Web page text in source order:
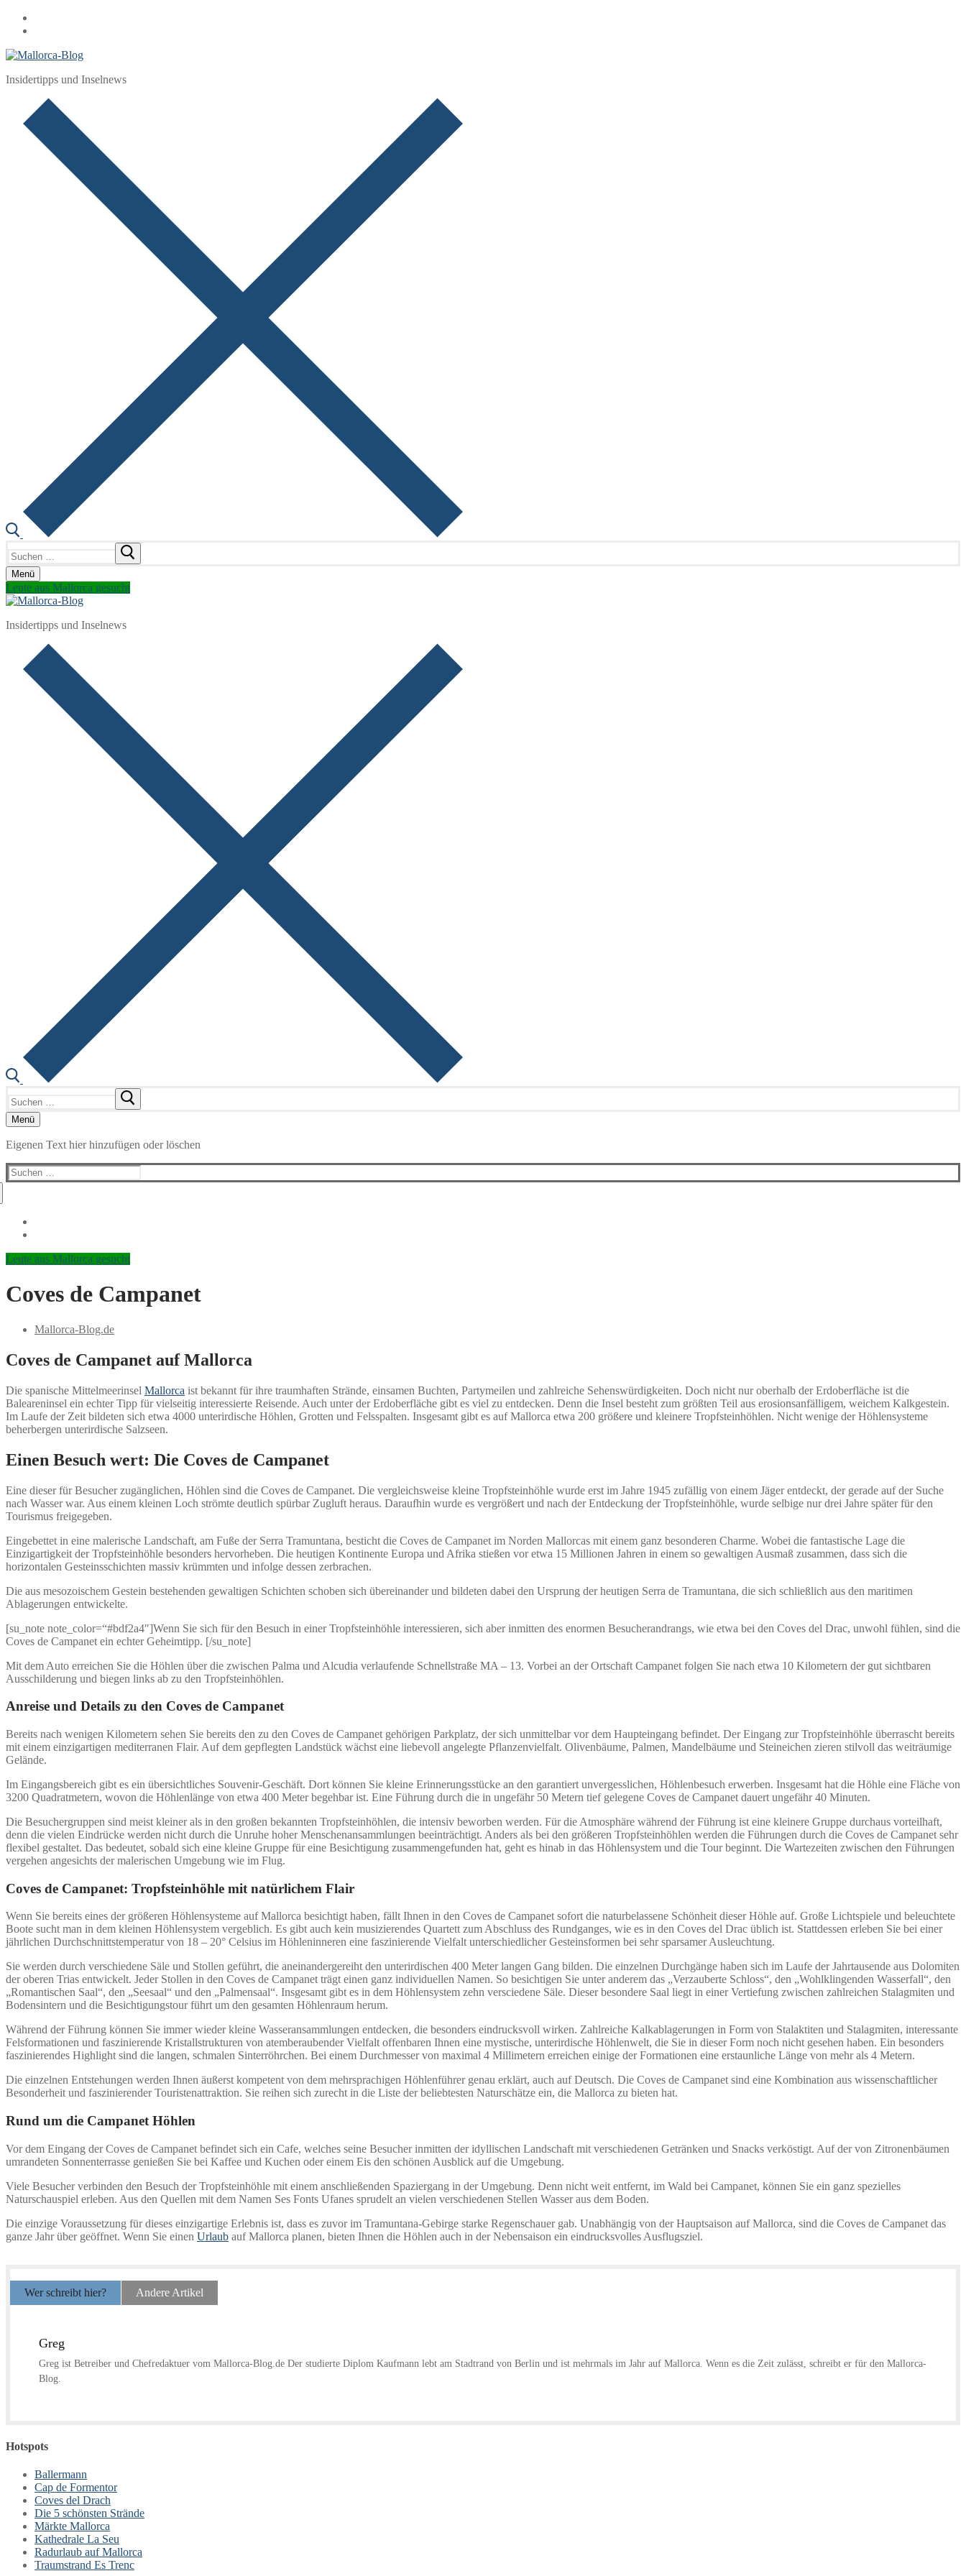
Zum
Inhalt
Menü
Schließen
Insidertipps und Inselnews
nach:
Menü
Leute aus Mallorca gesucht
Insidertipps und Inselnews
nach:
Menü
Eigenen Text hier hinzufügen oder löschen
Suchen
nach:
Leute aus Mallorca gesucht
Coves de Campanet
Mallorca-Blog.de
Coves de Campanet auf Mallorca
Die spanische Mittelmeerinsel Mallorca ist bekannt für ihre traumhaften Strände, einsamen Buchten, Partymeilen und zahlreiche Sehenswürdigkeiten. Doch nicht nur oberhalb der Erdoberfläche ist die
Baleareninsel ein echter Tipp für vielseitig interessierte Reisende. Auch unter der Erdoberfläche gibt es viel zu entdecken. Denn die Insel besteht zum größten Teil aus erosionsanfälligem, weichem Kalkgestein.
Im Laufe der Zeit bildeten sich etwa 4000 unterirdische Höhlen, Grotten und Felsspalten. Insgesamt gibt es auf Mallorca etwa 200 größere und kleinere Tropfsteinhöhlen. Nicht wenige der Höhlensysteme
beherbergen unterirdische Salzseen.
Einen Besuch wert: Die Coves de Campanet
Eine dieser für Besucher zugänglichen, Höhlen sind die Coves de Campanet. Die vergleichsweise kleine Tropfsteinhöhle wurde erst im Jahre 1945 zufällig von einem Jäger entdeckt, der gerade auf der Suche
nach Wasser war. Aus einem kleinen Loch strömte deutlich spürbar Zugluft heraus. Daraufhin wurde es vergrößert und nach der Entdeckung der Tropfsteinhöhle, wurde selbige nur drei Jahre später für den
Tourismus freigegeben.
Eingebettet in eine malerische Landschaft, am Fuße der Serra Tramuntana, besticht die Coves de Campanet im Norden Mallorcas mit einem ganz besonderen Charme. Wobei die fantastische Lage die
Einzigartigkeit der Tropfsteinhöhle besonders hervorheben. Die heutigen Kontinente Europa und Afrika stießen vor etwa 15 Millionen Jahren in einem so gewaltigen Ausmaß zusammen, dass sich die
horizontalen Gesteinsschichten massiv krümmten und infolge dessen zerbrachen.
Die aus mesozoischem Gestein bestehenden gewaltigen Schichten schoben sich übereinander und bildeten dabei den Ursprung der heutigen Serra de Tramuntana, die sich schließlich aus den maritimen
Ablagerungen entwickelte.
[su_note note_color=“#bdf2a4″]Wenn Sie sich für den Besuch in einer Tropfsteinhöhle interessieren, sich aber inmitten des enormen Besucherandrangs, wie etwa bei den Coves del Drac, unwohl fühlen, sind die
Coves de Campanet ein echter Geheimtipp. [/su_note]
Mit dem Auto erreichen Sie die Höhlen über die zwischen Palma und Alcudia verlaufende Schnellstraße MA – 13. Vorbei an der Ortschaft Campanet folgen Sie nach etwa 10 Kilometern der gut sichtbaren
Ausschilderung und biegen links ab zu den Tropfsteinhöhlen.
Anreise und Details zu den Coves de Campanet
Bereits nach wenigen Kilometern sehen Sie bereits den zu den Coves de Campanet gehörigen Parkplatz, der sich unmittelbar vor dem Haupteingang befindet. Der Eingang zur Tropfsteinhöhle überrascht bereits
mit einem einzigartigen mediterranen Flair. Auf dem gepflegten Landstück wächst eine liebevoll angelegte Pflanzenvielfalt. Olivenbäume, Palmen, Mandelbäume und Steineichen zieren stilvoll das weiträumige
Gelände.
Im Eingangsbereich gibt es ein übersichtliches Souvenir-Geschäft. Dort können Sie kleine Erinnerungsstücke an den garantiert unvergesslichen, Höhlenbesuch erwerben. Insgesamt hat die Höhle eine Fläche von
3200 Quadratmetern, wovon die Höhlenlänge von etwa 400 Meter begehbar ist. Eine Führung durch die in ungefähr 50 Metern tief gelegene Coves de Campanet dauert ungefähr 40 Minuten.
Die Besuchergruppen sind meist kleiner als in den großen bekannten Tropfsteinhöhlen, die intensiv beworben werden. Für die Atmosphäre während der Führung ist eine kleinere Gruppe durchaus vorteilhaft,
denn die vielen Eindrücke werden nicht durch die Unruhe hoher Menschenansammlungen beeinträchtigt. Anders als bei den größeren Tropfsteinhöhlen werden die Führungen durch die Coves de Campanet sehr
flexibel gestaltet. Das bedeutet, sobald sich eine kleine Gruppe für eine Besichtigung zusammengefunden hat, geht es hinab in das Höhlensystem und die Tour beginnt. Die Wartezeiten zwischen den Führungen
vergehen angesichts der malerischen Umgebung wie im Flug.
Coves de Campanet: Tropfsteinhöhle mit natürlichem Flair
Wenn Sie bereits eines der größeren Höhlensysteme auf Mallorca besichtigt haben, fällt Ihnen in den Coves de Campanet sofort die naturbelassene Schönheit dieser Höhle auf. Große Lichtspiele und beleuchtete
Boote sucht man in dem kleinen Höhlensystem vergeblich. Es gibt auch kein musizierendes Quartett zum Abschluss des Rundganges, wie es in den Coves del Drac üblich ist. Stattdessen erleben Sie bei einer
jährlichen Durchschnittstemperatur von 18 – 20° Celsius im Höhleninneren eine faszinierende Vielfalt unterschiedlicher Gesteinsformen bei sehr sparsamer Ausleuchtung.
Sie werden durch verschiedene Säle und Stollen geführt, die aneinandergereiht den unterirdischen 400 Meter langen Gang bilden. Die einzelnen Durchgänge haben sich im Laufe der Jahrtausende aus Dolomiten
der oberen Trias entwickelt. Jeder Stollen in den Coves de Campanet trägt einen ganz individuellen Namen. So besichtigen Sie unter anderem das „Verzauberte Schloss“, den „Wohlklingenden Wasserfall“, den
„Romantischen Saal“, den „Seesaal“ und den „Palmensaal“. Insgesamt gibt es in dem Höhlensystem zehn versciedene Säle. Dieser besondere Saal liegt in einer Vertiefung zwischen zahlreichen Stalagmiten und
Bodensintern und die Besichtigungstour führt um den gesamten Höhlenraum herum.
Während der Führung können Sie immer wieder kleine Wasseransammlungen entdecken, die besonders eindrucksvoll wirken. Zahlreiche Kalkablagerungen in Form von Stalaktiten und Stalagmiten, interessante
Felsformationen und faszinierende Kristallstrukturen von atemberaubender Vielfalt offenbaren Ihnen eine mystische, unterirdische Höhlenwelt, die Sie in dieser Form noch nicht gesehen haben. Ein besonders
faszinierendes Highlight sind die langen, schmalen Sinterröhrchen. Bei einem Durchmesser von maximal 4 Millimetern erreichen einige der Formationen eine erstaunliche Länge von mehr als 4 Metern.
Die einzelnen Entstehungen werden Ihnen äußerst kompetent von dem mehrsprachigen Höhlenführer genau erklärt, auch auf Deutsch. Die Coves de Campanet sind eine Kombination aus wissenschaftlicher
Besonderheit und faszinierender Touristenattraktion. Sie reihen sich zurecht in die Liste der beliebtesten Naturschätze ein, die Mallorca zu bieten hat.
Rund um die Campanet Höhlen
Vor dem Eingang der Coves de Campanet befindet sich ein Cafe, welches seine Besucher inmitten der idyllischen Landschaft mit verschiedenen Getränken und Snacks verköstigt. Auf der von Zitronenbäumen
umrandeten Sonnenterrasse genießen Sie bei Kaffee und Kuchen oder einem Eis den schönen Ausblick auf die Umgebung.
Viele Besucher verbinden den Besuch der Tropfsteinhöhle mit einem anschließenden Spaziergang in der Umgebung. Denn nicht weit entfernt, im Wald bei Campanet, können Sie ein ganz spezielles
Naturschauspiel erleben. Aus den Quellen mit dem Namen Ses Fonts Ufanes sprudelt an vielen verschiedenen Stellen Wasser aus dem Boden.
Die einzige Voraussetzung für dieses einzigartige Erlebnis ist, dass es zuvor im Tramuntana-Gebirge starke Regenschauer gab. Unabhängig von der Hauptsaison auf Mallorca, sind die Coves de Campanet das
ganze Jahr über geöffnet. Wenn Sie einen Urlaub auf Mallorca planen, bieten Ihnen die Höhlen auch in der Nebensaison ein eindrucksvolles Ausflugsziel.
Wer schreibt hier? Andere Artikel
Greg
Greg ist Betreiber und Chefredaktuer vom Mallorca-Blog.de Der studierte Diplom Kaufmann lebt am Stadtrand von Berlin und ist mehrmals im Jahr auf Mallorca. Wenn es die Zeit zulässt, schreibt er für den Mallorca-
Blog.
Hotspots
Ballermann
Cap de Formentor
Coves del Drach
Die 5 schönsten Strände
Märkte Mallorca
Kathedrale La Seu
Radurlaub auf Mallorca
Traumstrand Es Trenc